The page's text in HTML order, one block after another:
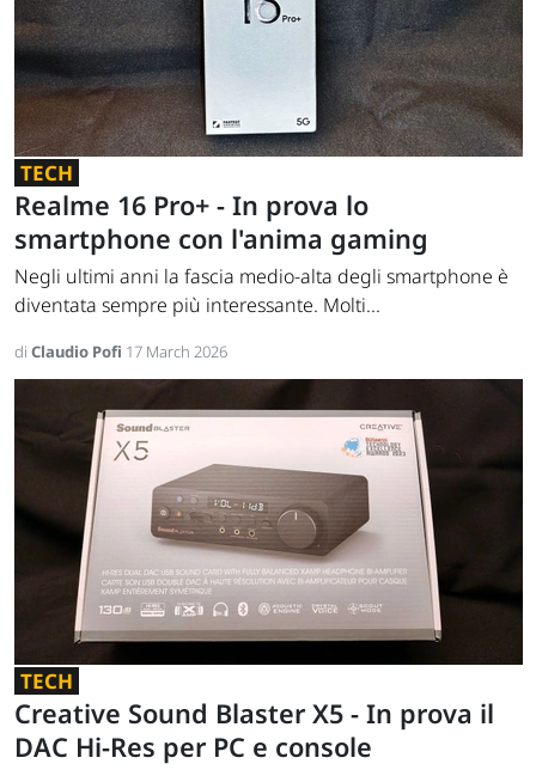
TECH
Realme 16 Pro+ - In prova lo
smartphone con l'anima gaming
Negli ultimi anni la fascia medio-alta degli smartphone è
diventata sempre più interessante. Molti...
di Claudio Pofi 17 March 2026
TECH
Creative Sound Blaster X5 - In prova il
DAC Hi-Res per PC e console